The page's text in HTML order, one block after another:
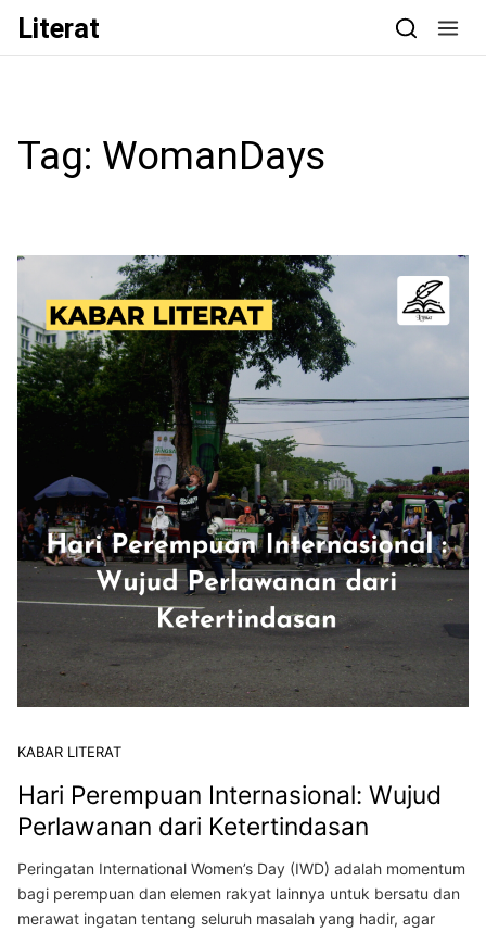
Skip to content
Literat
Tag: WomanDays
KABAR LITERAT
Hari Perempuan Internasional: Wujud
Perlawanan dari Ketertindasan
Peringatan International Women’s Day (IWD) adalah momentum
bagi perempuan dan elemen rakyat lainnya untuk bersatu dan
merawat ingatan tentang seluruh masalah yang hadir, agar